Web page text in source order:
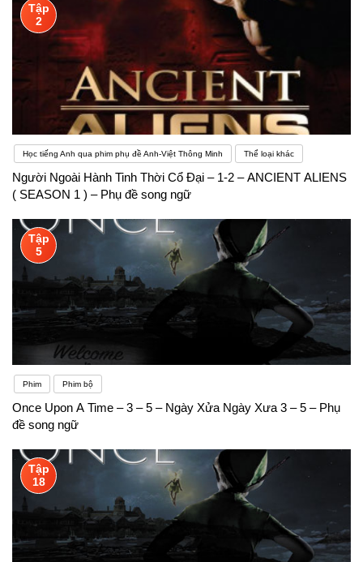
Tập
2
Học tiếng Anh qua phim phụ đề Anh-Việt Thông Minh Thể loại khác
Người Ngoài Hành Tinh Thời Cổ Đại – 1-2 – ANCIENT ALIENS
( SEASON 1 ) – Phụ đề song ngữ
Tập
5
Phim Phim bộ
Once Upon A Time – 3 – 5 – Ngày Xửa Ngày Xưa 3 – 5 – Phụ
đề song ngữ
Tập
18